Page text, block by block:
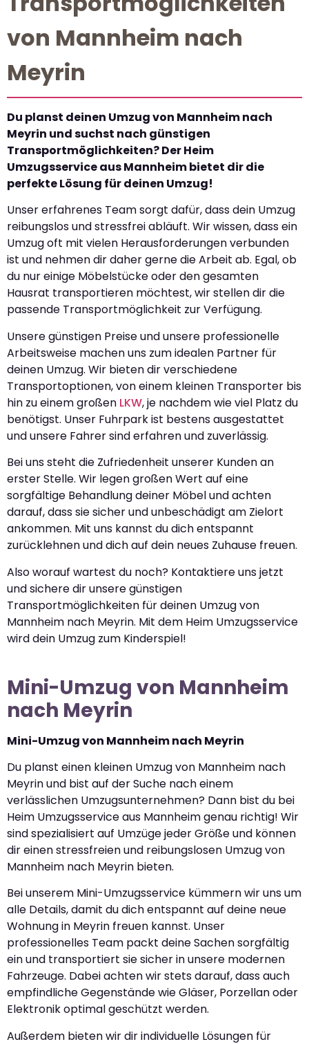
von Mannheim nach
Meyrin
Du planst deinen Umzug von Mannheim nach
Meyrin und suchst nach günstigen
Transportmöglichkeiten? Der Heim
Umzugsservice aus Mannheim bietet dir die
perfekte Lösung für deinen Umzug!
Unser erfahrenes Team sorgt dafür, dass dein Umzug
reibungslos und stressfrei abläuft. Wir wissen, dass ein
Umzug oft mit vielen Herausforderungen verbunden
ist und nehmen dir daher gerne die Arbeit ab. Egal, ob
du nur einige Möbelstücke oder den gesamten
Hausrat transportieren möchtest, wir stellen dir die
passende Transportmöglichkeit zur Verfügung.
Unsere günstigen Preise und unsere professionelle
Arbeitsweise machen uns zum idealen Partner für
deinen Umzug. Wir bieten dir verschiedene
Transportoptionen, von einem kleinen Transporter bis
hin zu einem großen LKW, je nachdem wie viel Platz du
benötigst. Unser Fuhrpark ist bestens ausgestattet
und unsere Fahrer sind erfahren und zuverlässig.
Bei uns steht die Zufriedenheit unserer Kunden an
erster Stelle. Wir legen großen Wert auf eine
sorgfältige Behandlung deiner Möbel und achten
darauf, dass sie sicher und unbeschädigt am Zielort
ankommen. Mit uns kannst du dich entspannt
zurücklehnen und dich auf dein neues Zuhause freuen.
Also worauf wartest du noch? Kontaktiere uns jetzt
und sichere dir unsere günstigen
Transportmöglichkeiten für deinen Umzug von
Mannheim nach Meyrin. Mit dem Heim Umzugsservice
wird dein Umzug zum Kinderspiel!
Mini-Umzug von Mannheim
nach Meyrin
Mini-Umzug von Mannheim nach Meyrin
Du planst einen kleinen Umzug von Mannheim nach
Meyrin und bist auf der Suche nach einem
verlässlichen Umzugsunternehmen? Dann bist du bei
Heim Umzugsservice aus Mannheim genau richtig! Wir
sind spezialisiert auf Umzüge jeder Größe und können
dir einen stressfreien und reibungslosen Umzug von
Mannheim nach Meyrin bieten.
Bei unserem Mini-Umzugsservice kümmern wir uns um
alle Details, damit du dich entspannt auf deine neue
Wohnung in Meyrin freuen kannst. Unser
professionelles Team packt deine Sachen sorgfältig
ein und transportiert sie sicher in unsere modernen
Fahrzeuge. Dabei achten wir stets darauf, dass auch
empfindliche Gegenstände wie Gläser, Porzellan oder
Elektronik optimal geschützt werden.
Außerdem bieten wir dir individuelle Lösungen für